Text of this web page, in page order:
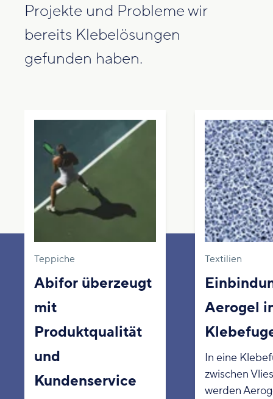
Projekte und Probleme wir
bereits Klebelösungen
gefunden haben.
Teppiche
Abifor überzeugt
mit
Produktqualität
und
Kundenservice
Textilien
Aerogel
In eine
zwischen
werden